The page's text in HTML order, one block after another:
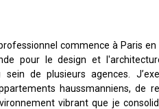
commence à Paris
pour le design et
sein de plusieurs agences.
haussmanniens, de
vibrant que je